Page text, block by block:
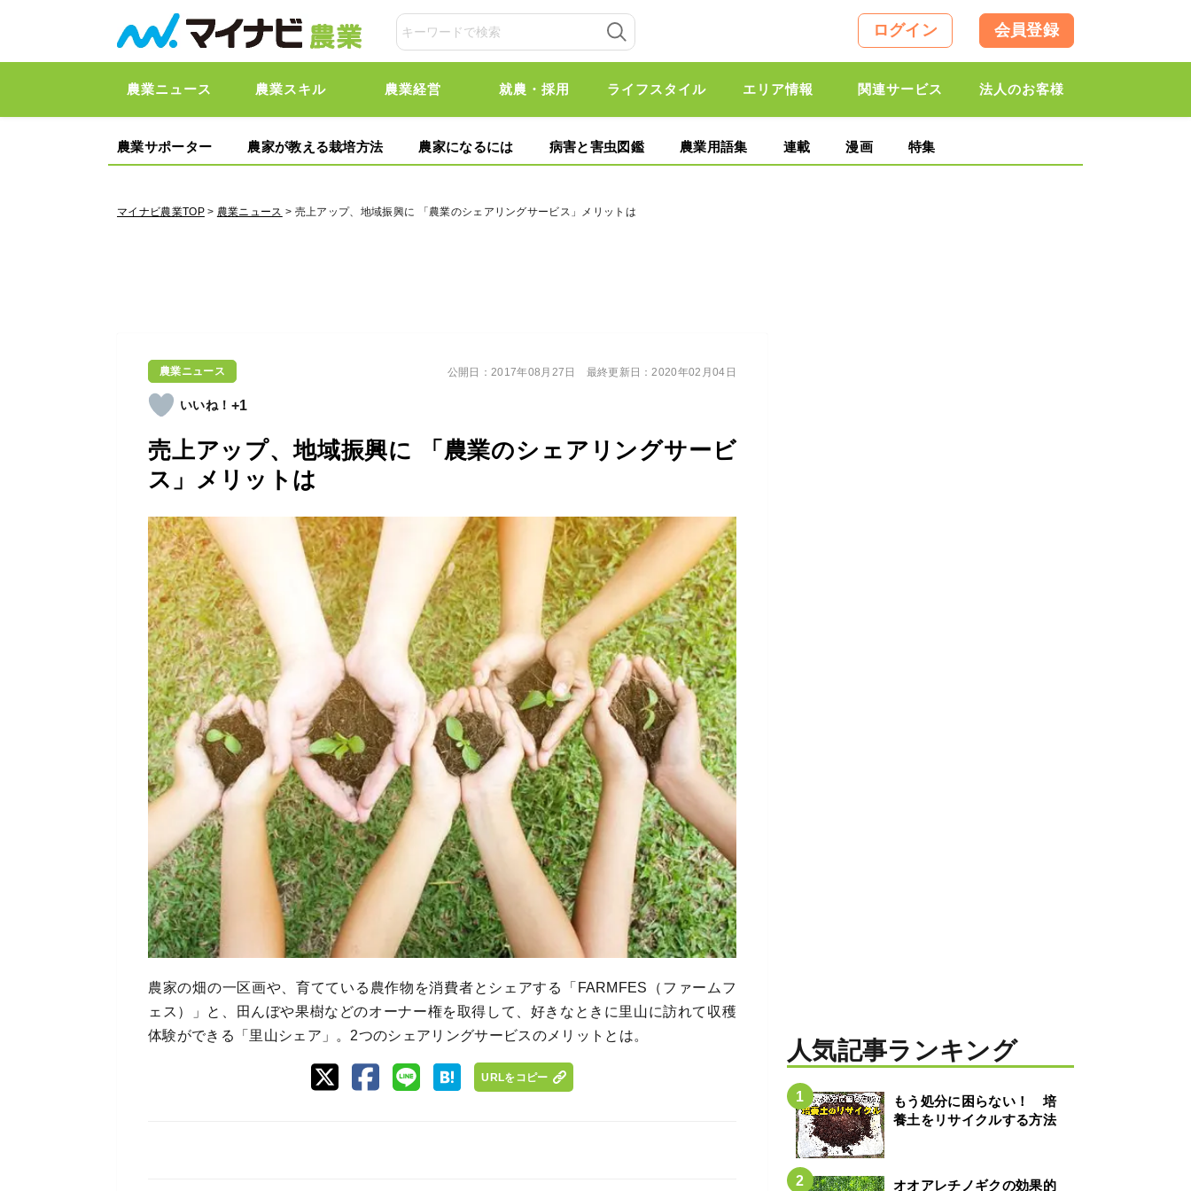
ログイン 会員登録
農業ニュース 農業スキル 農業経営 就農・採用 ライフスタイル エリア情報 関連サービス 法人のお客様
農業サポーター 農家が教える栽培方法 農家になるには 病害と害虫図鑑 農業用語集 連載 漫画 特集
マイナビ農業TOP> 農業ニュース > 売上アップ、地域振興に 「農業のシェアリングサービス」メリットは
農業ニュース
+1
売上アップ、地域振興に 「農業のシェアリングサービ
ス」メリットは
公開日：2017年08月27日 最終更新日：2020年02月04日
農家の畑の一区画や、育てている農作物を消費者とシェアする「FARMFES（ファームフ
ェス）」と、田んぼや果樹などのオーナー権を取得して、好きなときに里山に訪れて収穫
体験ができる「里山シェア」。2つのシェアリングサービスのメリットとは。
URLをコピー
人気記事ランキング
もう処分に困らない！ 培
養土をリサイクルする方法
オオアレチノギクの効果的